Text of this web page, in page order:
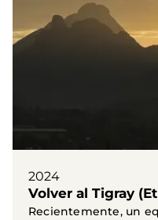
2024
Volver al Tigray
Recientemente, un